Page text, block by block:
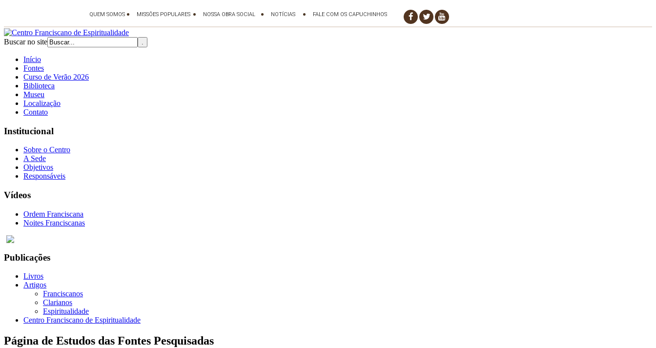
Buscar no site
Início
Fontes
Curso de Verão 2026
Biblioteca
Museu
Localização
Contato
Institucional
Sobre o Centro
A Sede
Objetivos
Responsáveis
Vídeos
Ordem Franciscana
Noites Franciscanas
Publicações
Livros
Artigos
Franciscanos
Clarianos
Espiritualidade
Centro Franciscano de Espiritualidade
Página de Estudos das Fontes Pesquisadas